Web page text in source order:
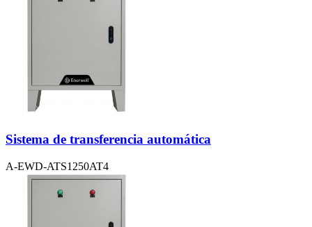
Sistema de transferencia automática
A-EWD-ATS1250AT4